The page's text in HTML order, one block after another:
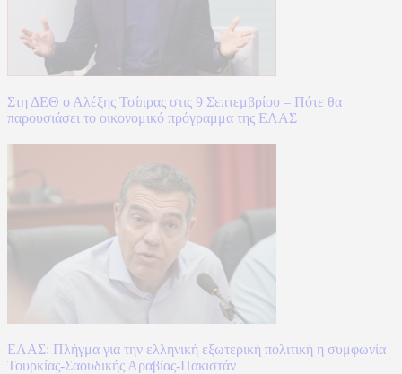
Στη ΔΕΘ ο Αλέξης Τσίπρας στις 9 Σεπτεμβρίου – Πότε θα
παρουσιάσει το οικονομικό πρόγραμμα της ΕΛΑΣ
ΕΛΑΣ: Πλήγμα για την ελληνική εξωτερική πολιτική η συμφωνία
Τουρκίας-Σαουδικής Αραβίας-Πακιστάν